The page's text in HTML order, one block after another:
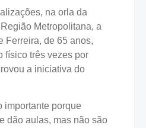
na orla da
Metropolitana, a
Ferreira, de 65 anos,
físico três vezes por
a iniciativa do
importante porque
dão aulas, mas não são